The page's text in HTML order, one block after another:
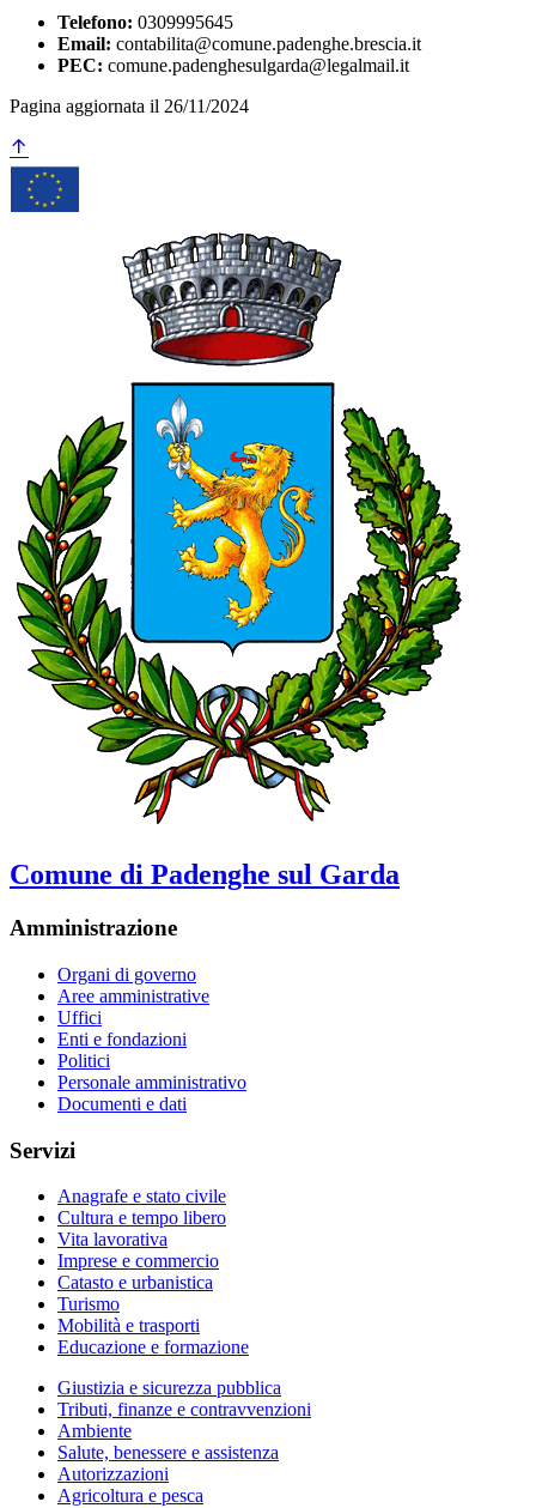
Telefono: 0309995645
Email: contabilita@comune.padenghe.brescia.it
PEC: comune.padenghesulgarda@legalmail.it
Pagina aggiornata il 26/11/2024
Comune di Padenghe sul Garda
Amministrazione
Organi di governo
Aree amministrative
Uffici
Enti e fondazioni
Politici
Personale amministrativo
Documenti e dati
Servizi
Anagrafe e stato civile
Cultura e tempo libero
Vita lavorativa
Imprese e commercio
Catasto e urbanistica
Turismo
Mobilità e trasporti
Educazione e formazione
Giustizia e sicurezza pubblica
Tributi, finanze e contravvenzioni
Ambiente
Salute, benessere e assistenza
Autorizzazioni
Agricoltura e pesca